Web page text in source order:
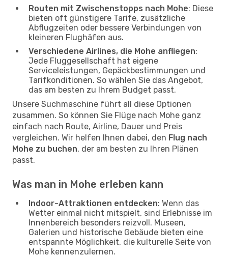
Routen mit Zwischenstopps nach Mohe: Diese
bieten oft günstigere Tarife, zusätzliche
Abflugzeiten oder bessere Verbindungen von
kleineren Flughäfen aus.
Verschiedene Airlines, die Mohe anfliegen:
Jede Fluggesellschaft hat eigene
Serviceleistungen, Gepäckbestimmungen und
Tarifkonditionen. So wählen Sie das Angebot,
das am besten zu Ihrem Budget passt.
Unsere Suchmaschine führt all diese Optionen
zusammen. So können Sie Flüge nach Mohe ganz
einfach nach Route, Airline, Dauer und Preis
vergleichen. Wir helfen Ihnen dabei, den Flug nach
Mohe zu buchen, der am besten zu Ihren Plänen
passt.
Was man in Mohe erleben kann
Indoor-Attraktionen entdecken: Wenn das
Wetter einmal nicht mitspielt, sind Erlebnisse im
Innenbereich besonders reizvoll. Museen,
Galerien und historische Gebäude bieten eine
entspannte Möglichkeit, die kulturelle Seite von
Mohe kennenzulernen.